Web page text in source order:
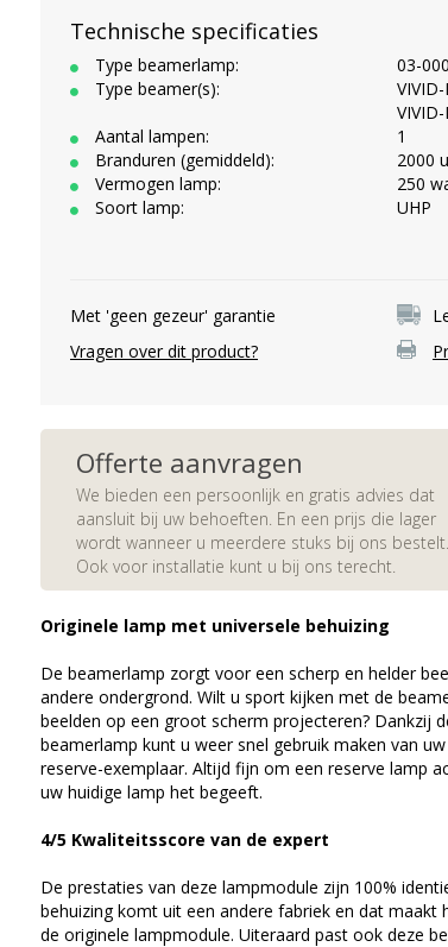
Technische specificaties
Type beamerlamp:
03-
Type beamer(s):
Aantal lampen:
1
Branduren (gemiddeld):
2000
Vermogen lamp:
250
Soort lamp:
UHP
Met 'geen gezeur' garantie
Vragen over dit product?
Offerte aanvragen
We bieden een persoonlijk en gratis advies dat
aansluit bij uw behoeften. En een prijs die lager
wordt wanneer u meerdere stuks bij ons bestelt.
Ook voor installatie kunt u bij ons terecht.
Originele lamp met universele behuizing
De beamerlamp zorgt voor een scherp en helder
andere ondergrond. Wilt u sport kijken met de
beelden op een groot scherm projecteren? Dankzij
beamerlamp kunt u weer snel gebruik maken van
reserve-exemplaar. Altijd fijn om een reserve lamp
uw huidige lamp het begeeft.
4/5 Kwaliteitsscore van de expert
De prestaties van deze lampmodule zijn 100%
behuizing komt uit een andere fabriek en dat
de originele lampmodule. Uiteraard past ook deze